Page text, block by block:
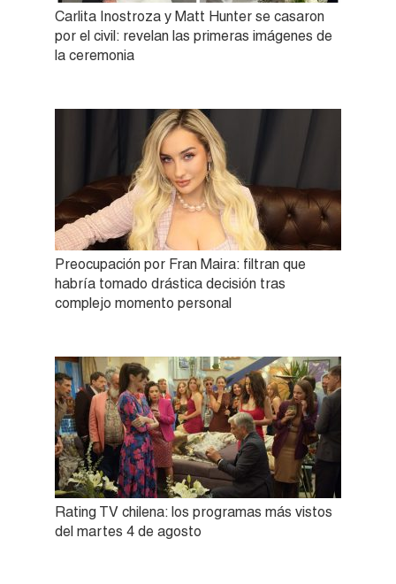
Carlita Inostroza y Matt Hunter se casaron
por el civil: revelan las primeras imágenes de
la ceremonia
Preocupación por Fran Maira: filtran que
habría tomado drástica decisión tras
complejo momento personal
Rating TV chilena: los programas más vistos
del martes 4 de agosto